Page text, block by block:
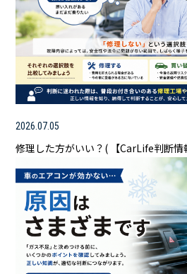
2026.07.05
修理した方がいい？( 【CarLife判断情